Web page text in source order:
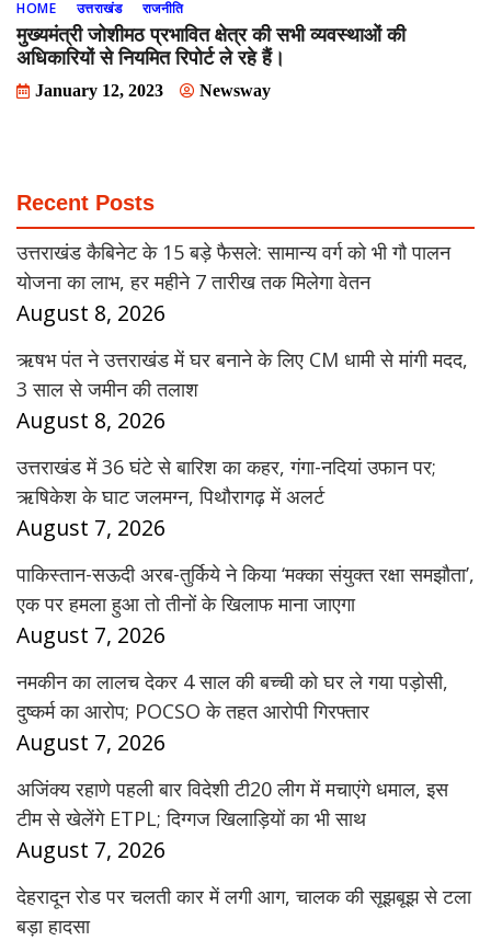
HOME उत्तराखंड राजनीति
मुख्यमंत्री जोशीमठ प्रभावित क्षेत्र की सभी व्यवस्थाओं की
अधिकारियों से नियमित रिपोर्ट ले रहे हैं।
January 12, 2023 Newsway
Recent Posts
उत्तराखंड कैबिनेट के 15 बड़े फैसले: सामान्य वर्ग को भी गौ पालन
योजना का लाभ, हर महीने 7 तारीख तक मिलेगा वेतन
August 8, 2026
ऋषभ पंत ने उत्तराखंड में घर बनाने के लिए CM धामी से मांगी मदद,
3 साल से जमीन की तलाश
August 8, 2026
उत्तराखंड में 36 घंटे से बारिश का कहर, गंगा-नदियां उफान पर;
ऋषिकेश के घाट जलमग्न, पिथौरागढ़ में अलर्ट
August 7, 2026
पाकिस्तान-सऊदी अरब-तुर्किये ने किया ‘मक्का संयुक्त रक्षा समझौता’,
एक पर हमला हुआ तो तीनों के खिलाफ माना जाएगा
August 7, 2026
नमकीन का लालच देकर 4 साल की बच्ची को घर ले गया पड़ोसी,
दुष्कर्म का आरोप; POCSO के तहत आरोपी गिरफ्तार
August 7, 2026
अजिंक्य रहाणे पहली बार विदेशी टी20 लीग में मचाएंगे धमाल, इस
टीम से खेलेंगे ETPL; दिग्गज खिलाड़ियों का भी साथ
August 7, 2026
देहरादून रोड पर चलती कार में लगी आग, चालक की सूझबूझ से टला
बड़ा हादसा